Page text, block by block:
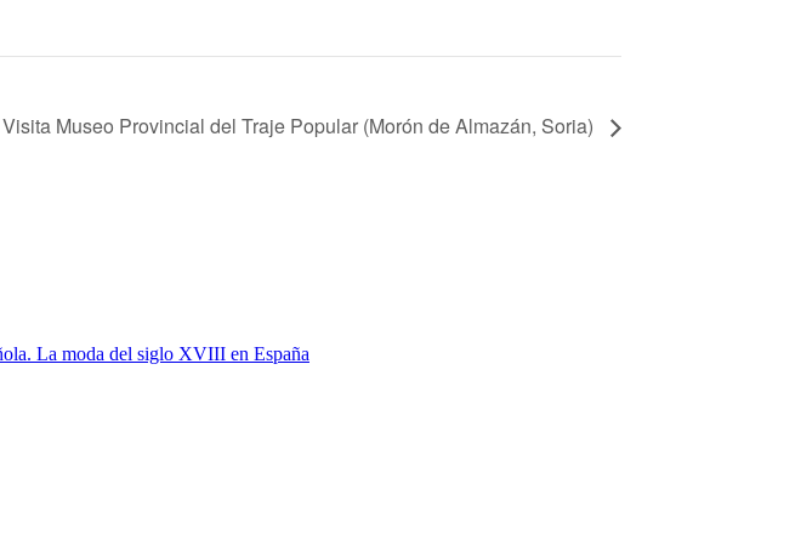
Visita Museo Provincial del Traje Popular (Morón de Almazán, Soria)
La moda del siglo XVIII en España